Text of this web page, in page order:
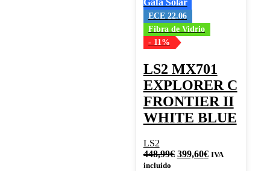
Gafa Solar
ECE 22.06
Fibra de Vidrio
- 11%
LS2 MX701
EXPLORER C
FRONTIER II
WHITE BLUE
LS2
448,99€ El
399,60€El
IVA
incluido
se
pueden
elegir
en
la
de
producto